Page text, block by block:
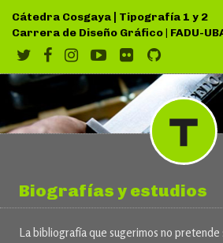
Cátedra Cosgaya | Tipografía 1 y 2
Carrera de Diseño Gráfico| FADU-
Biografías y estudios
La bibliografía que sugerimos no pretende